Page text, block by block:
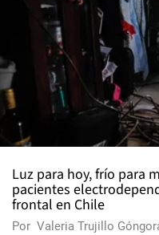
Luz para hoy, frío para
pacientes
frontal en Chile
Por Valeria Trujillo